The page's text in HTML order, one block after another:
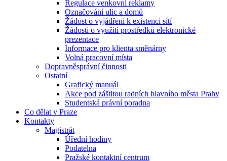
Regulace venkovní reklamy
Označování ulic a domů
Žádost o vyjádření k existenci sítí
Žádosti o využití prostředků elektronické
prezentace
Informace pro klienta směnárny
Volná pracovní místa
Dopravněsprávní činnosti
Ostatní
Grafický manuál
Akce pod záštitou radních hlavního města Prahy
Studentská právní poradna
Co dělat v Praze
Kontakty
Magistrát
Úřední hodiny
Podatelna
Pražské kontaktní centrum